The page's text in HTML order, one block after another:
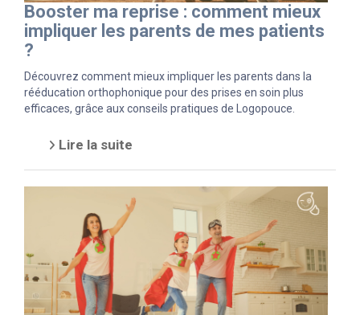
Booster ma reprise : comment mieux
impliquer les parents de mes patients
?
Découvrez comment mieux impliquer les parents dans la
rééducation orthophonique pour des prises en soin plus
efficaces, grâce aux conseils pratiques de Logopouce.
Lire la suite